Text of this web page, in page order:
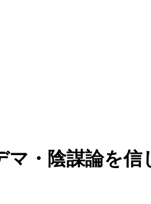
・陰謀論を